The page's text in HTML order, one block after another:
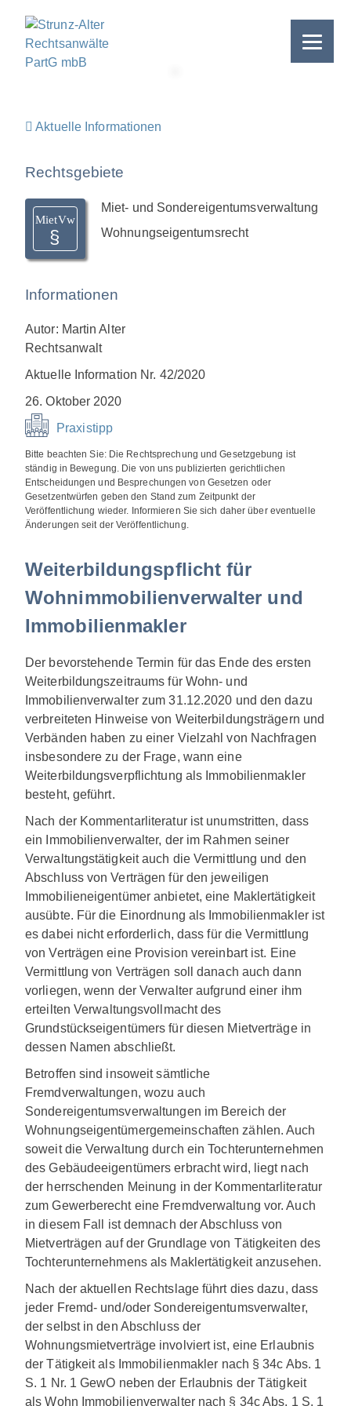
Aktuelle Informationen
Rechtsgebiete
MietVw
Miet- und Sondereigentumsverwaltung
Wohnungseigentumsrecht
Informationen
Autor: Martin Alter
Rechtsanwalt
Aktuelle Information Nr. 42/2020
26. Oktober 2020
Praxistipp
Bitte beachten Sie: Die Rechtsprechung und Gesetzgebung ist
ständig in Bewegung. Die von uns publizierten gerichtlichen
Entscheidungen und Besprechungen von Gesetzen oder
Gesetzentwürfen geben den Stand zum Zeitpunkt der
Veröffentlichung wieder. Informieren Sie sich daher über eventuelle
Änderungen seit der Veröffentlichung.
Weiterbildungspflicht für
Wohnimmobilienverwalter und
Immobilienmakler
Der bevorstehende Termin für das Ende des ersten
Weiterbildungszeitraums für Wohn- und
Immobilienverwalter zum 31.12.2020 und den dazu
verbreiteten Hinweise von Weiterbildungsträgern und
Verbänden haben zu einer Vielzahl von Nachfragen
insbesondere zu der Frage, wann eine
Weiterbildungsverpflichtung als Immobilienmakler
besteht, geführt.
Nach der Kommentarliteratur ist unumstritten, dass
ein Immobilienverwalter, der im Rahmen seiner
Verwaltungstätigkeit auch die Vermittlung und den
Abschluss von Verträgen für den jeweiligen
Immobilieneigentümer anbietet, eine Maklertätigkeit
ausübte. Für die Einordnung als Immobilienmakler ist
es dabei nicht erforderlich, dass für die Vermittlung
von Verträgen eine Provision vereinbart ist. Eine
Vermittlung von Verträgen soll danach auch dann
vorliegen, wenn der Verwalter aufgrund einer ihm
erteilten Verwaltungsvollmacht des
Grundstückseigentümers für diesen Mietverträge in
dessen Namen abschließt.
Betroffen sind insoweit sämtliche
Fremdverwaltungen, wozu auch
Sondereigentumsverwaltungen im Bereich der
Wohnungseigentümergemeinschaften zählen. Auch
soweit die Verwaltung durch ein Tochterunternehmen
des Gebäudeeigentümers erbracht wird, liegt nach
der herrschenden Meinung in der Kommentarliteratur
zum Gewerberecht eine Fremdverwaltung vor. Auch
in diesem Fall ist demnach der Abschluss von
Mietverträgen auf der Grundlage von Tätigkeiten des
Tochterunternehmens als Maklertätigkeit anzusehen.
Nach der aktuellen Rechtslage führt dies dazu, dass
jeder Fremd- und/oder Sondereigentumsverwalter,
der selbst in den Abschluss der
Wohnungsmietverträge involviert ist, eine Erlaubnis
der Tätigkeit als Immobilienmakler nach § 34c Abs. 1
S. 1 Nr. 1 GewO neben der Erlaubnis der Tätigkeit
als Wohn Immobilienverwalter nach § 34c Abs. 1 S. 1